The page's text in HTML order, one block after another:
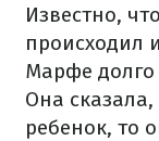
Известно,
происходил
Марфе долго
Она сказала,
ребенок, то